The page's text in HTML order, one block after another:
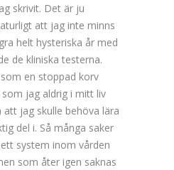
skrivit. Det är ju
att jag inte minns
helt hysteriska år med
de kliniska testerna.
en stoppad korv
jag aldrig i mitt liv
jag skulle behöva lära
del i. Så många saker
system inom vården
som åter igen saknas